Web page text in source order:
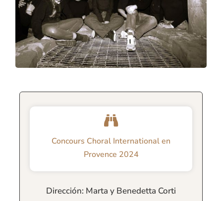
Concours Choral International en
Provence 2024
Dirección: Marta y Benedetta Corti